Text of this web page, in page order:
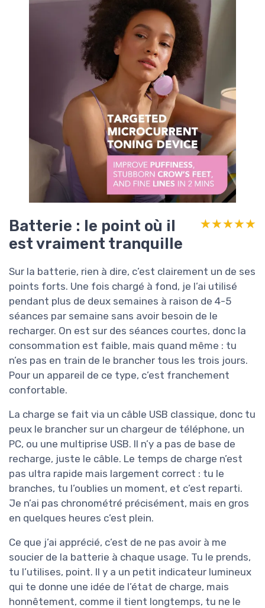
Batterie : le point où il
est vraiment tranquille
★★★★★
★★★★★
Sur la batterie, rien à dire, c’est clairement un de ses
points forts. Une fois chargé à fond, je l’ai utilisé
pendant plus de deux semaines à raison de 4-5
séances par semaine sans avoir besoin de le
recharger. On est sur des séances courtes, donc la
consommation est faible, mais quand même : tu
n’es pas en train de le brancher tous les trois jours.
Pour un appareil de ce type, c’est franchement
confortable.
La charge se fait via un câble USB classique, donc tu
peux le brancher sur un chargeur de téléphone, un
PC, ou une multiprise USB. Il n’y a pas de base de
recharge, juste le câble. Le temps de charge n’est
pas ultra rapide mais largement correct : tu le
branches, tu l’oublies un moment, et c’est reparti.
Je n’ai pas chronométré précisément, mais en gros
en quelques heures c’est plein.
Ce que j’ai apprécié, c’est de ne pas avoir à me
soucier de la batterie à chaque usage. Tu le prends,
tu l’utilises, point. Il y a un petit indicateur lumineux
qui te donne une idée de l’état de charge, mais
honnêtement, comme il tient longtemps, tu ne le